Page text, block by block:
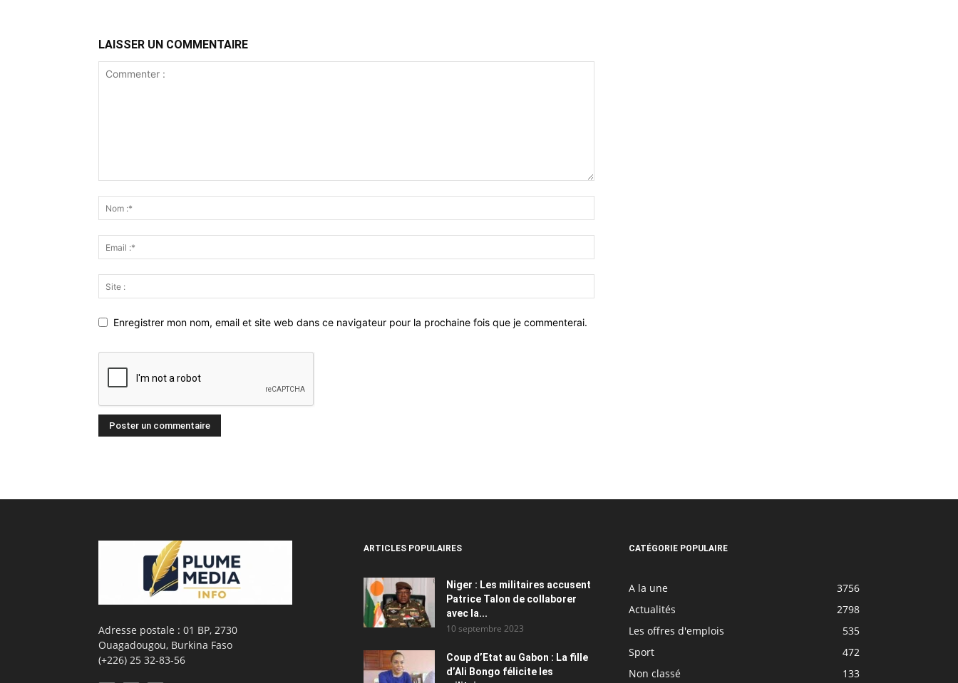
LAISSER UN COMMENTAIRE
Enregistrer mon nom, email et site web dans ce navigateur pour la prochaine fois que je commenterai.
Adresse postale : 01 BP, 2730
Ouagadougou, Burkina Faso
(+226) 25 32-83-56
ARTICLES POPULAIRES
Niger : Les militaires accusent
Patrice Talon de collaborer
avec la...
10 septembre 2023
Coup d’Etat au Gabon : La fille
d’Ali Bongo félicite les
CATÉGORIE POPULAIRE
A la une
3756
Actualités
2798
Les offres d'emplois
535
Sport
472
Non classé
133